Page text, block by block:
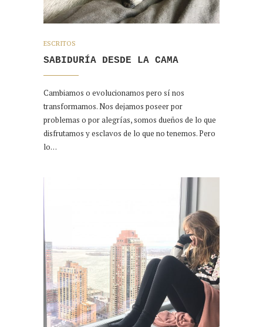
ESCRITOS
SABIDURÍA DESDE LA CAMA
Cambiamos o evolucionamos pero sí nos
transformamos. Nos dejamos poseer por
problemas o por alegrías, somos dueños de lo que
disfrutamos y esclavos de lo que no tenemos. Pero
lo…